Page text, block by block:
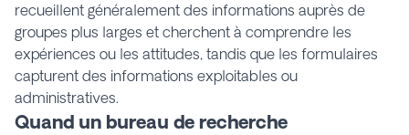
recueillent généralement des informations auprès de
groupes plus larges et cherchent à comprendre les
expériences ou les attitudes, tandis que les formulaires
capturent des informations exploitables ou
administratives.
Quand un bureau de recherche